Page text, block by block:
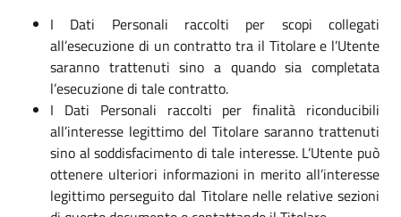
I Dati Personali raccolti per scopi collegati
all’esecuzione di un contratto tra il Titolare e l’Utente
saranno trattenuti sino a quando sia completata
l’esecuzione di tale contratto.
I Dati Personali raccolti per finalità riconducibili
all’interesse legittimo del Titolare saranno trattenuti
sino al soddisfacimento di tale interesse. L’Utente può
ottenere ulteriori informazioni in merito all’interesse
legittimo perseguito dal Titolare nelle relative sezioni